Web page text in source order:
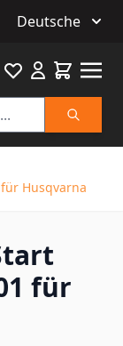
Deutsche
Suche
Favourite
Husqvarna
für